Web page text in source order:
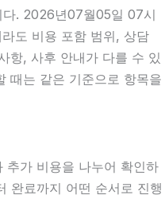
다. 2026년07월05일 07시
도 비용 포함 범위, 상담
항, 사후 안내가 다를 수 있
때는 같은 기준으로 항목을
추가 비용을 나누어 확인하
완료까지 어떤 순서로 진행